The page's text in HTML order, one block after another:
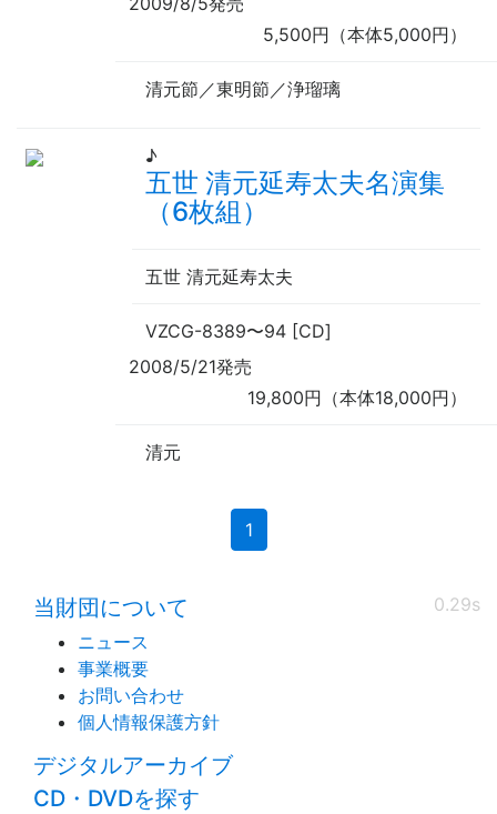
5,500円（本体5,000円）
清元節／東明節／浄瑠璃
♪
五世 清元延寿太夫名演集
（6枚組）
五世 清元延寿太夫
VZCG-8389〜94 [CD]
2008/5/21発売
19,800円（本体18,000円）
清元
1(current)
0.29s
当財団について
ニュース
事業概要
お問い合わせ
個人情報保護方針
デジタルアーカイブ
CD・DVDを探す